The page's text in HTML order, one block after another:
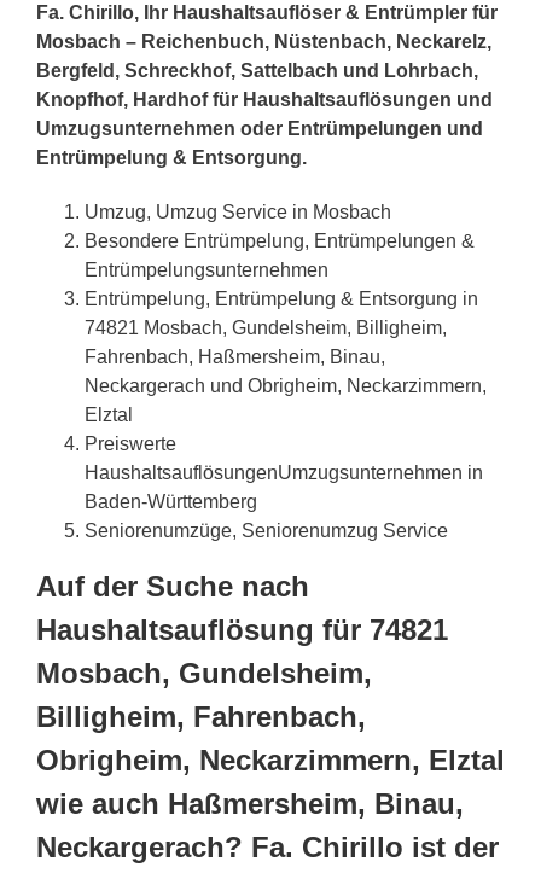
Fa. Chirillo, Ihr Haushaltsauflöser & Entrümpler für
Mosbach – Reichenbuch, Nüstenbach, Neckarelz,
Bergfeld, Schreckhof, Sattelbach und Lohrbach,
Knopfhof, Hardhof für Haushaltsauflösungen und
Umzugsunternehmen oder Entrümpelungen und
Entrümpelung & Entsorgung.
Umzug, Umzug Service in Mosbach
Besondere Entrümpelung, Entrümpelungen &
Entrümpelungsunternehmen
Entrümpelung, Entrümpelung & Entsorgung in
74821 Mosbach, Gundelsheim, Billigheim,
Fahrenbach, Haßmersheim, Binau,
Neckargerach und Obrigheim, Neckarzimmern,
Elztal
Preiswerte
HaushaltsauflösungenUmzugsunternehmen in
Baden-Württemberg
Seniorenumzüge, Seniorenumzug Service
Auf der Suche nach
Haushaltsauflösung für 74821
Mosbach, Gundelsheim,
Billigheim, Fahrenbach,
Obrigheim, Neckarzimmern, Elztal
wie auch Haßmersheim, Binau,
Neckargerach? Fa. Chirillo ist der